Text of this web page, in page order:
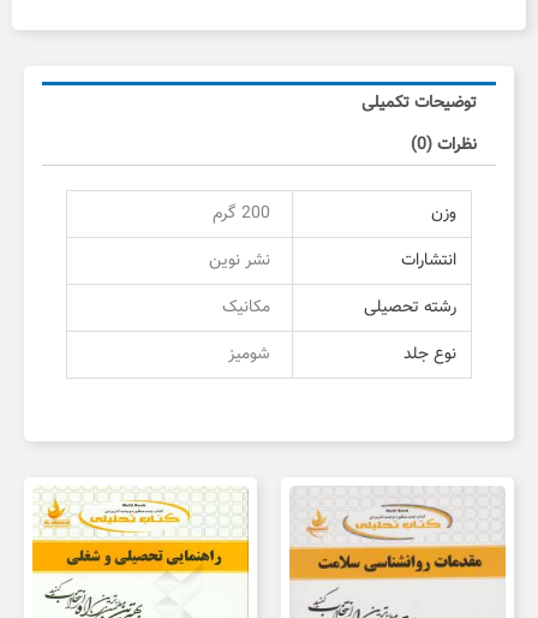
توضیحات تکمیلی
نظرات (0)
وزن
200 گرم
انتشارات
نشر نوین
رشته تحصیلی
مکانیک
نوع جلد
شومیز